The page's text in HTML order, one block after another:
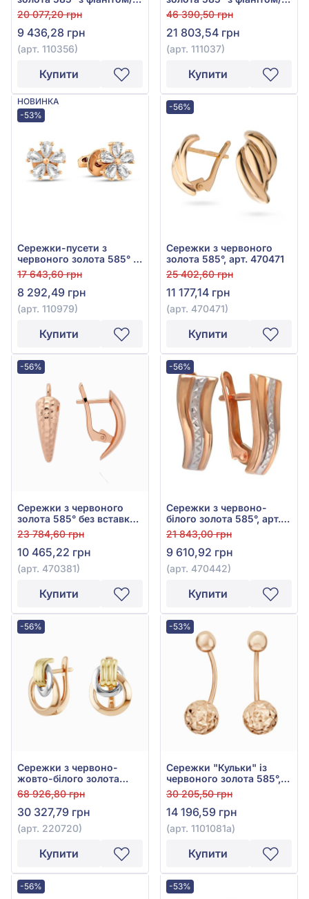
куб.цирконієм, арт.
110356
20 077,20 грн
9 436,28 грн
(арт. 110356)
Купити
куб.цирконієм, арт.
111037
46 390,50 грн
21 803,54 грн
(арт. 111037)
Купити
НОВИНКА
-53%
Сережки-пусети з
червоного золота 585° з
фіанітом/куб.цирконієм,
арт. 110979
17 643,60 грн
8 292,49 грн
(арт. 110979)
Купити
-56%
Сережки з червоного
золота 585°, арт. 470471
25 402,60 грн
11 177,14 грн
(арт. 470471)
Купити
-56%
Сережки з червоного
золота 585° без вставки,
арт. 470381
23 784,60 грн
10 465,22 грн
(арт. 470381)
Купити
-56%
Сережки з червоно-
білого золота 585°, арт.
470442
21 843,00 грн
9 610,92 грн
(арт. 470442)
Купити
-56%
Сережки з червоно-
жовто-білого золота
585°, арт. 220720
68 926,80 грн
30 327,79 грн
(арт. 220720)
Купити
-53%
Сережки "Кульки" із
червоного золота 585°,
без вставки, арт. 1101081а
30 205,50 грн
14 196,59 грн
(арт. 1101081а)
Купити
-56% -53%